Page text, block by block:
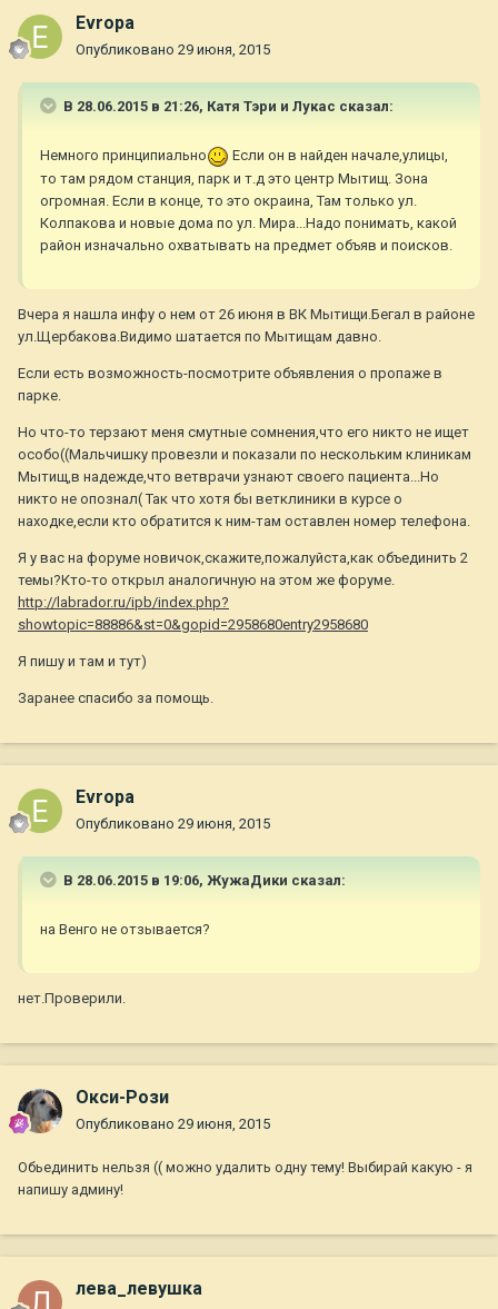
Evropa
Опубликовано 29 июня, 2015
В 28.06.2015 в 21:26, Катя Тэри и Лукас сказал:
Немного принципиально
Если он в найден начале,улицы,
то там рядом станция, парк и т.д это центр Мытищ. Зона
огромная. Если в конце, то это окраина, Там только ул.
Колпакова и новые дома по ул. Мира...Надо понимать, какой
район изначально охватывать на предмет объяв и поисков.
Вчера я нашла инфу о нем от 26 июня в ВК Мытищи.Бегал в районе
ул.Щербакова.Видимо шатается по Мытищам давно.
Если есть возможность-посмотрите объявления о пропаже в
парке.
Но что-то терзают меня смутные сомнения,что его никто не ищет
особо((Мальчишку провезли и показали по нескольким клиникам
Мытищ,в надежде,что ветврачи узнают своего пациента...Но
никто не опознал( Так что хотя бы ветклиники в курсе о
находке,если кто обратится к ним-там оставлен номер телефона.
Я у вас на форуме новичок,скажите,пожалуйста,как объединить 2
темы?Кто-то открыл аналогичную на этом же форуме.
http://labrador.ru/ipb/index.php?
showtopic=88886&st=0&gopid=2958680entry2958680
Я пишу и там и тут)
Заранее спасибо за помощь.
Evropa
Опубликовано 29 июня, 2015
В 28.06.2015 в 19:06, ЖужаДики сказал:
на Венго не отзывается?
нет.Проверили.
Окси-Рози
Опубликовано 29 июня, 2015
Обьединить нельзя (( можно удалить одну тему! Выбирай какую - я
напишу админу!
лева_левушка